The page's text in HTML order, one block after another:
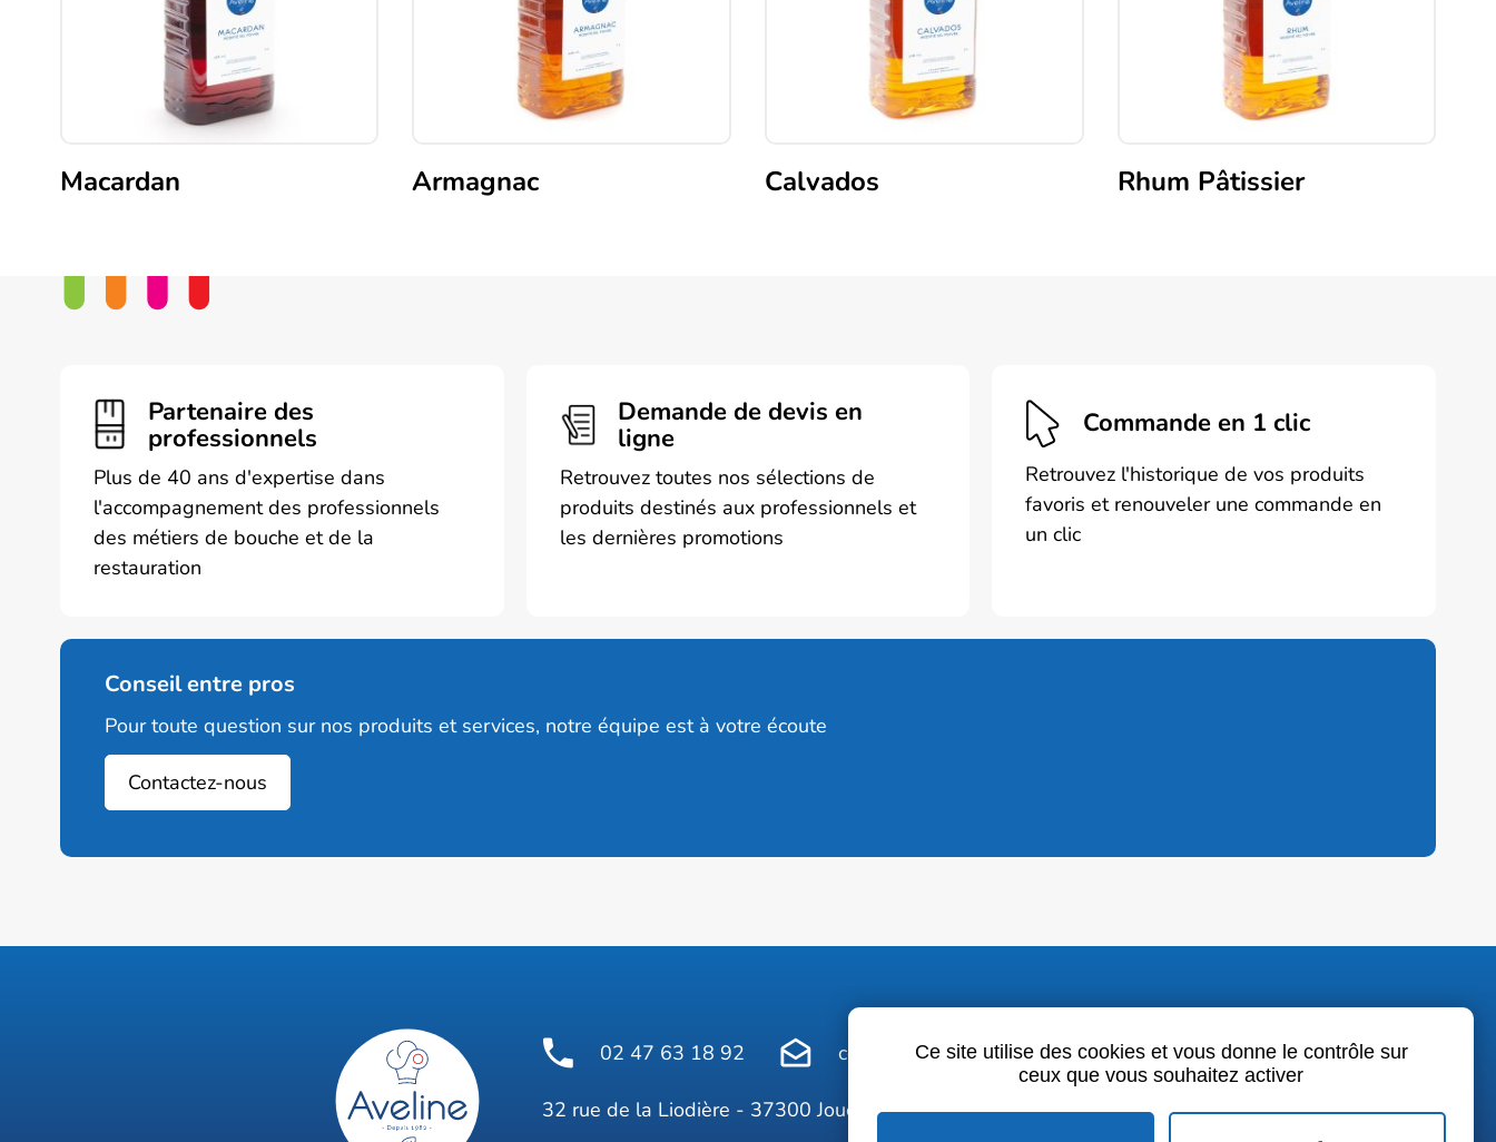
Macardan Armagnac Calvados Rhum Pâtissier
Partenaire des
professionnels
Plus de 40 ans d'expertise dans
l'accompagnement des professionnels
des métiers de bouche et de la
restauration
Demande de devis en
ligne
Retrouvez toutes nos sélections de
produits destinés aux professionnels et
les dernières promotions
Commande en 1 clic
Retrouvez l'historique de vos produits
favoris et renouveler une commande en
un clic
Conseil entre pros
Pour toute question sur nos produits et services, notre équipe est à votre écoute
Contactez-nous
02 47 63 18 92 contact@avelinepro.fr
32 rue de la Liodière - 37300 Joué-lès-ToursFacebook
LinkedInYoutube
Ce site utilise des cookies et vous donne le contrôle sur
ceux que vous souhaitez activer